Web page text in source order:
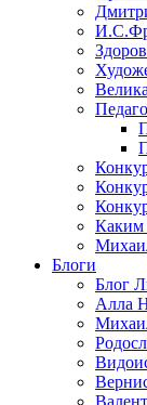
Каким
Блоги
Блог
Алла